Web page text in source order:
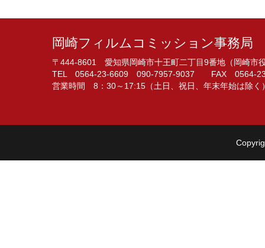
岡崎フィルムコミッション事務局
〒444-8601 愛知県岡崎市十王町二丁目9番地（岡崎市
TEL 0564-23-6609 090-7957-9037 FAX 0564-
営業時間 8：30～17:15（土日、祝日、年末年始は除く